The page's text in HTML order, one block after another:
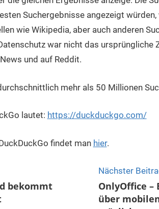
Suchergebnisse angezeigt
wie Wikipedia, aber auch anderen
war nicht das ursprüngliche
und auf Reddit.
mehr als 50 Millionen
lautet: https://duckduckgo.com/
findet man hier.
bekommt
Nächster
OnlyOffice
über